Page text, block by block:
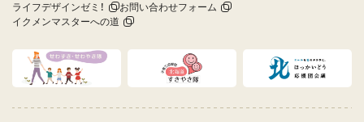
ライフデザインゼミ！
お問い合わせフォーム
イクメンマスターへの道